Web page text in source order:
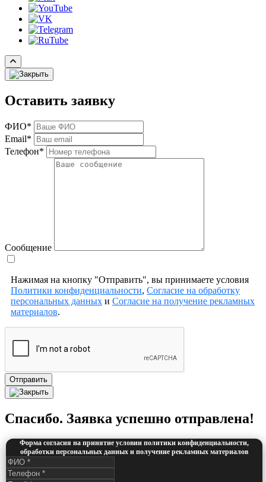
Оставить заявку
ФИО*
Email*
Телефон*
Сообщение
Нажимая на кнопку "Отправить", вы принимаете условия
Политики конфиденциальности, Согласие на обработку
персональных данных и Согласие на получение рекламных
материалов.
Отправить
Спасибо. Заявка успешно отправлена!
Форма согласия на принятие условии политики конфиденциальности,
обработки персональных данных и получение рекламных материалов